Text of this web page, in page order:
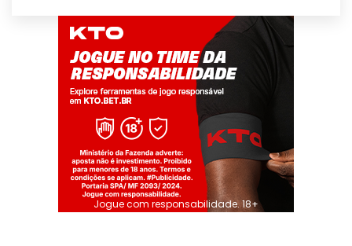
Jogue com responsabilidade. 18+